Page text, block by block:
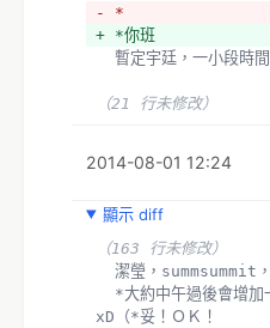
- *
+ *你班
暫定宇廷，一小段時
（21 行未修改）
2014-08-01 12:24
顯示 diff
（163 行未修改）
潔瑩，summsummit
xD（*妥！ＯＫ！